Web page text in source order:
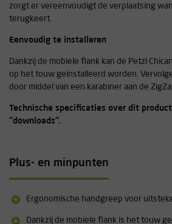
zorgt er vereenvoudigt de verplaatsing
terugkeert.
Eenvoudig te installeren
Dankzij de mobiele flank kan de Petzl
op het touw geïnstalleerd worden.
door middel van een karabiner aan de
Technische specificaties over dit
''downloads''.
Plus- en minpunten
Ergonomische handgreep voor
Dankzij de mobiele flank is het touw